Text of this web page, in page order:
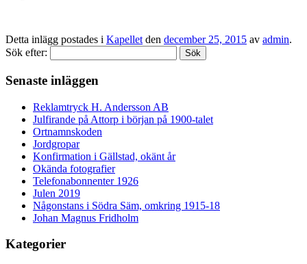
Detta inlägg postades i Kapellet den december 25, 2015 av admin.
Sök efter:
Senaste inläggen
Reklamtryck H. Andersson AB
Julfirande på Attorp i början på 1900-talet
Ortnamnskoden
Jordgropar
Konfirmation i Gällstad, okänt år
Okända fotografier
Telefonabonnenter 1926
Julen 2019
Någonstans i Södra Säm, omkring 1915-18
Johan Magnus Fridholm
Kategorier